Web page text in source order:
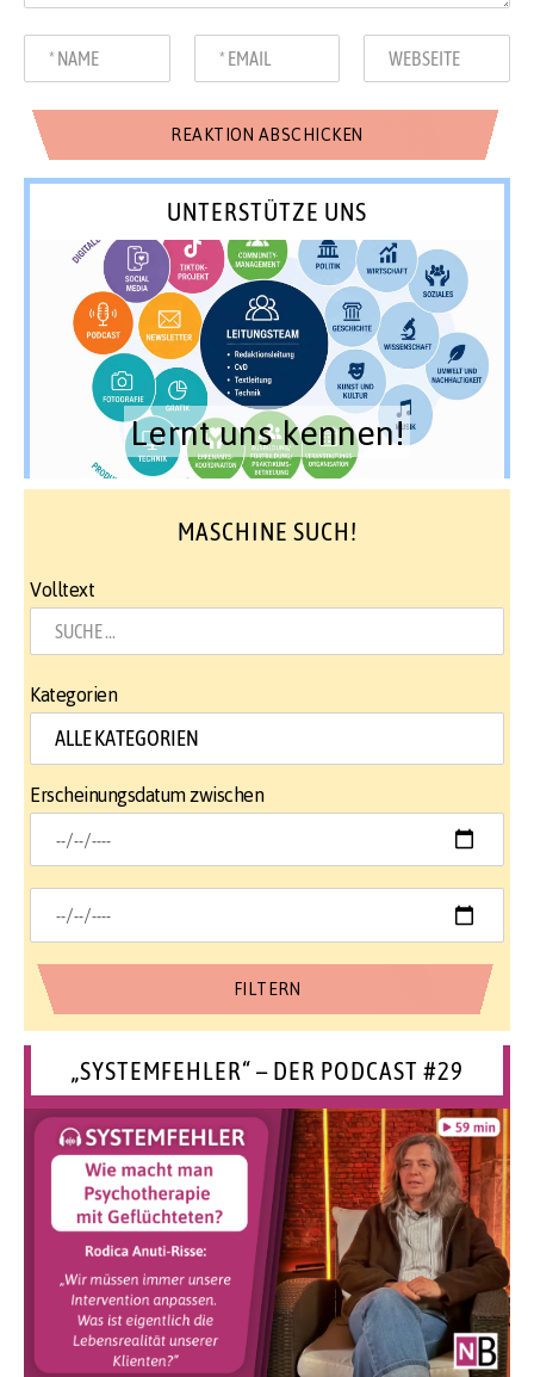
UNTERSTÜTZE UNS
Lernt uns kennen!
MASCHINE SUCH!
Volltext
Kategorien
Erscheinungsdatum zwischen
„SYSTEMFEHLER“ – DER PODCAST #29